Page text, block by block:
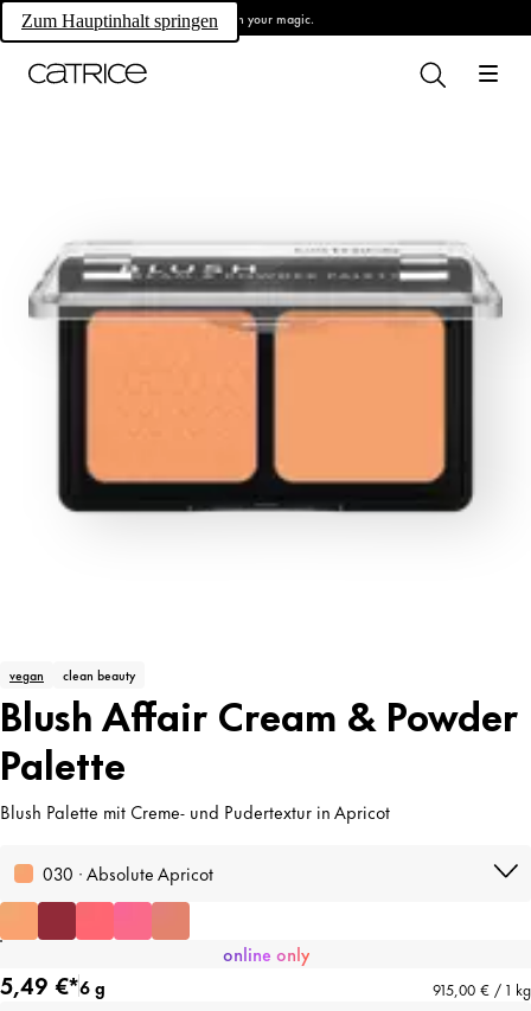
Zum Hauptinhalt springen Own your magic.
vegan clean beauty
Blush Affair Cream & Powder
Palette
Blush Palette mit Creme- und Pudertextur in Apricot
030 · Absolute Apricot
online only
5,49 €*6 g 915,00 € / 1 kg